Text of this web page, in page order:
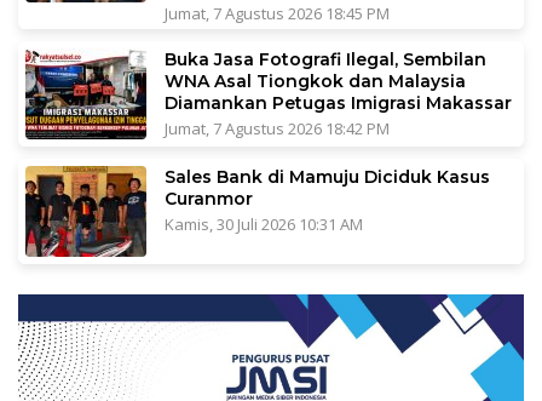
Jumat, 7 Agustus 2026 18:45 PM
Buka Jasa Fotografi Ilegal, Sembilan
WNA Asal Tiongkok dan Malaysia
Diamankan Petugas Imigrasi Makassar
Jumat, 7 Agustus 2026 18:42 PM
Sales Bank di Mamuju Diciduk Kasus
Curanmor
Kamis, 30 Juli 2026 10:31 AM